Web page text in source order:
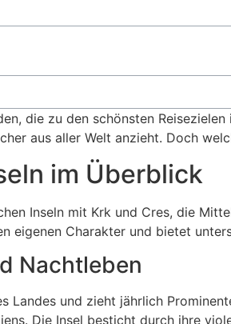
die zu den schönsten
aus aller Welt anzieht. Doch
im Überblick
Inseln mit Krk und Cres, die
eigenen Charakter und bietet
Nachtleben
Landes und zieht jährlich
Die Insel besticht durch ihre